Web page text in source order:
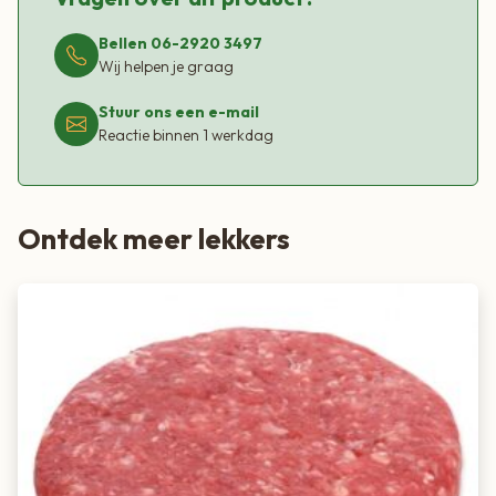
vrij, wat zorgt voor een rijke structuur en heerlijke volle saus
of soep.
Bellen 06-2920 3497
Wij helpen je graag
Stuur ons een e-mail
Reactie binnen 1 werkdag
Ontdek meer lekkers